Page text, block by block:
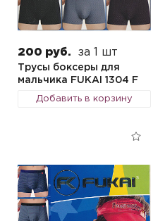
200 руб. за 1 шт
Трусы боксеры для
мальчика FUKAI 1304 F
Добавить в корзину